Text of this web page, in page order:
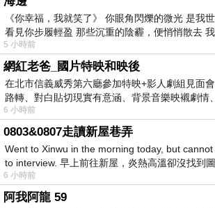
《你幸福，我就笑了》 你眼角閃爍的微光 是我
看見你步履輕盈 那些沉重的陰霾，便悄悄散去 我
5 小時前
網紅老爸_國片特映和映後
在北市信義威秀第六廳參加特映+影人劇組見面
路轉、對白貼切現實有意涵、背景音樂映襯劇情
糊、
6 小時前
0803&0807走讀新屋巷弄
Went to Xinwu in the morning today, but
to interview. 早上前往新屋，炎熱高溫卻沒找到
6 小時前
阿我阿龍 59